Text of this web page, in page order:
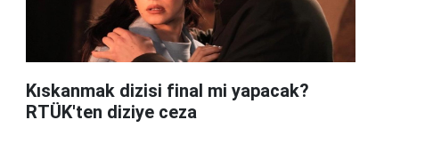
Kıskanmak dizisi final mi yapacak?
RTÜK'ten diziye ceza